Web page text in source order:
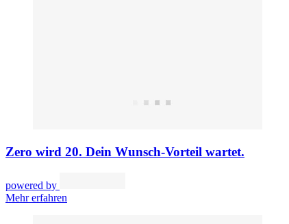
Zero wird 20. Dein Wunsch-Vorteil wartet.
powered by
Mehr erfahren